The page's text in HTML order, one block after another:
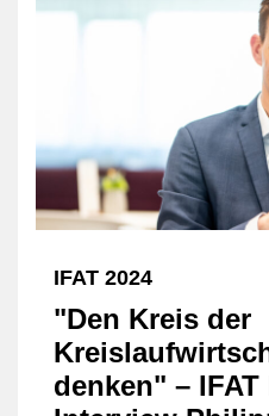
IFAT 2024
"Den Kreis der
denken" –